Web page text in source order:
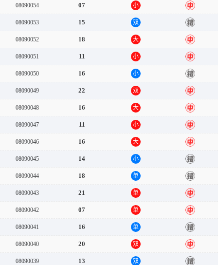
08090054 07 小 中
08090053 15 双 错
08090052 18 大 中
08090051 11 小 中
08090050 16 小 错
08090049 22 双 中
08090048 16 大 中
08090047 11 小 中
08090046 16 大 中
08090045 14 小 错
08090044 18 单 错
08090043 21 单 中
08090042 07 单 中
08090041 16 单 错
08090040 20 双 中
08090039 13 双 错